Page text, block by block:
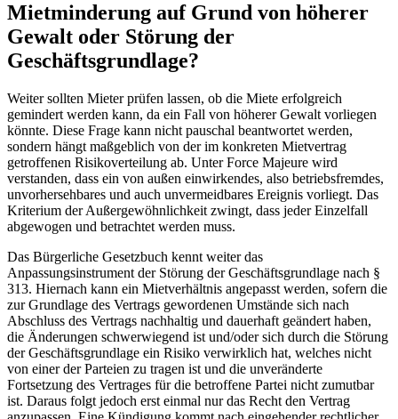
Mietminderung auf Grund von höherer
Gewalt oder Störung der
Geschäftsgrundlage?
Weiter sollten Mieter prüfen lassen, ob die Miete erfolgreich
gemindert werden kann, da ein Fall von höherer Gewalt vorliegen
könnte. Diese Frage kann nicht pauschal beantwortet werden,
sondern hängt maßgeblich von der im konkreten Mietvertrag
getroffenen Risikoverteilung ab. Unter Force Majeure wird
verstanden, dass ein von außen einwirkendes, also betriebsfremdes,
unvorhersehbares und auch unvermeidbares Ereignis vorliegt. Das
Kriterium der Außergewöhnlichkeit zwingt, dass jeder Einzelfall
abgewogen und betrachtet werden muss.
Das Bürgerliche Gesetzbuch kennt weiter das
Anpassungsinstrument der Störung der Geschäftsgrundlage nach §
313. Hiernach kann ein Mietverhältnis angepasst werden, sofern die
zur Grundlage des Vertrags gewordenen Umstände sich nach
Abschluss des Vertrags nachhaltig und dauerhaft geändert haben,
die Änderungen schwerwiegend ist und/oder sich durch die Störung
der Geschäftsgrundlage ein Risiko verwirklich hat, welches nicht
von einer der Parteien zu tragen ist und die unveränderte
Fortsetzung des Vertrages für die betroffene Partei nicht zumutbar
ist. Daraus folgt jedoch erst einmal nur das Recht den Vertrag